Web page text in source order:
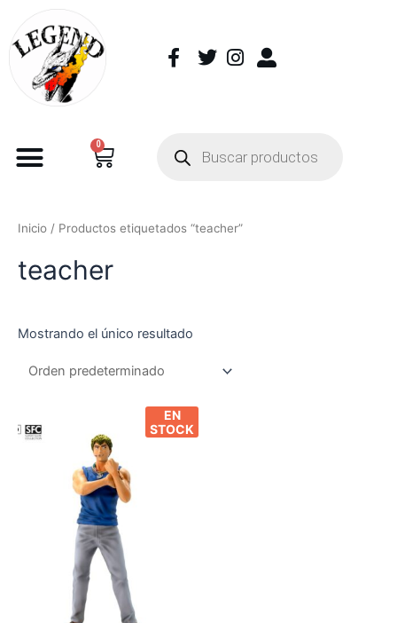
0
Inicio / Productos etiquetados “teacher”
teacher
Mostrando el único resultado
EN
STOCK